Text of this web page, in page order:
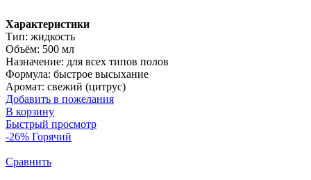
Характеристики
Тип: жидкость
Объём: 500 мл
Назначение: для всех типов полов
Формула: быстрое высыхание
Аромат: свежий (цитрус)
Добавить в пожелания
В корзину
Быстрый просмотр
-26% Горячий
Сравнить